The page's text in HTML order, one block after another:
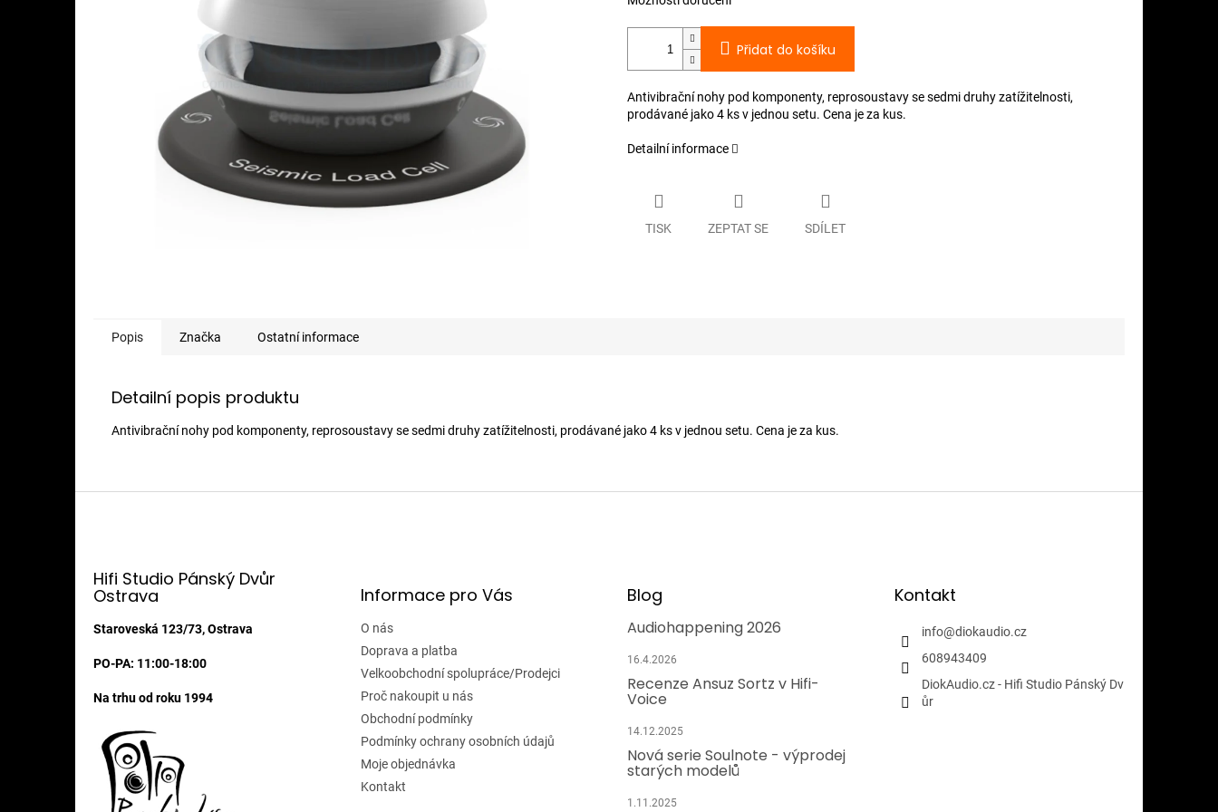
Přidat do košíku
Antivibrační nohy pod komponenty, reprosoustavy se sedmi druhy zatížitelnosti,
prodávané jako 4 ks v jednou setu. Cena je za kus.
Detailní informace
TISK ZEPTAT SE SDÍLET
Popis Značka Ostatní informace
Detailní popis produktu
Antivibrační nohy pod komponenty, reprosoustavy se sedmi druhy zatížitelnosti, prodávané jako 4 ks v jednou setu. Cena je za kus.
Hifi Studio Pánský Dvůr
Ostrava
Staroveská 123/73, Ostrava
PO-PA: 11:00-18:00
Na trhu od roku 1994
Informace pro Vás
O nás
Doprava a platba
Velkoobchodní spolupráce/Prodejci
Proč nakoupit u nás
Obchodní podmínky
Podmínky ochrany osobních údajů
Moje objednávka
Kontakt
Blog
Audiohappening 2026
16.4.2026
Recenze Ansuz Sortz v Hifi-
Voice
14.12.2025
Nová serie Soulnote - výprodej
starých modelů
1.11.2025
Kontakt
info@diokaudio.cz
608943409
DiokAudio.cz - Hifi Studio Pánský Dv
ůr